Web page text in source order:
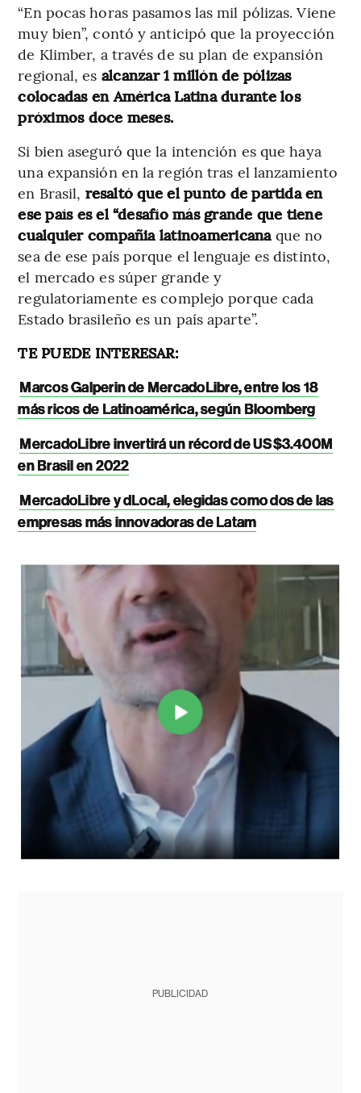
“En pocas horas pasamos las mil pólizas. Viene
muy bien”, contó y anticipó que la proyección
de Klimber, a través de su plan de expansión
regional, es alcanzar 1 millón de pólizas
colocadas en América Latina durante los
próximos doce meses.
Si bien aseguró que la intención es que haya
una expansión en la región tras el lanzamiento
en Brasil, resaltó que el punto de partida en
ese país es el “desafío más grande que tiene
cualquier compañia latinoamericana que no
sea de ese país porque el lenguaje es distinto,
el mercado es súper grande y
regulatoriamente es complejo porque cada
Estado brasileño es un país aparte”.
TE PUEDE INTERESAR:
Marcos Galperin de MercadoLibre, entre los 18
más ricos de Latinoamérica, según Bloomberg
MercadoLibre invertirá un récord de US$3.400M
en Brasil en 2022
MercadoLibre y dLocal, elegidas como dos de las
empresas más innovadoras de Latam
PUBLICIDAD